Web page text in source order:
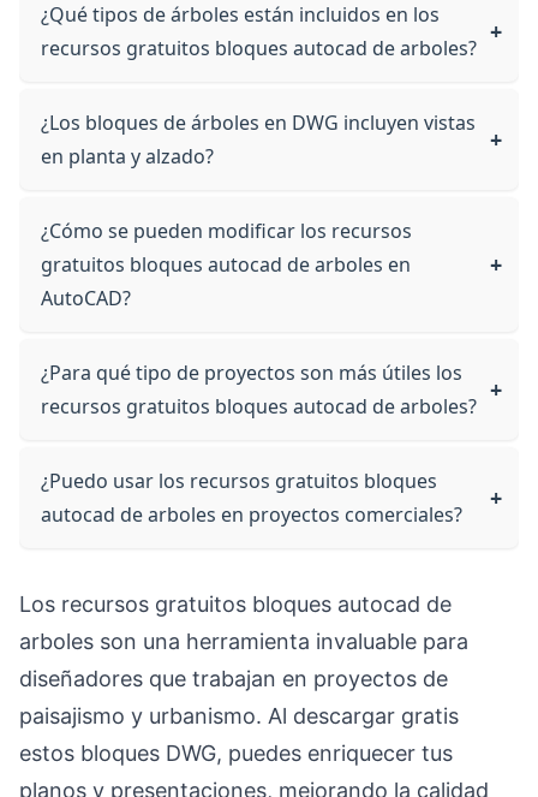
¿Qué tipos de árboles están incluidos en los
recursos gratuitos bloques autocad de arboles?
¿Los bloques de árboles en DWG incluyen vistas
en planta y alzado?
¿Cómo se pueden modificar los recursos
gratuitos bloques autocad de arboles en
AutoCAD?
¿Para qué tipo de proyectos son más útiles los
recursos gratuitos bloques autocad de arboles?
¿Puedo usar los recursos gratuitos bloques
autocad de arboles en proyectos comerciales?
Los recursos gratuitos bloques autocad de
arboles son una herramienta invaluable para
diseñadores que trabajan en proyectos de
paisajismo y urbanismo. Al descargar gratis
estos bloques DWG, puedes enriquecer tus
planos y presentaciones, mejorando la calidad